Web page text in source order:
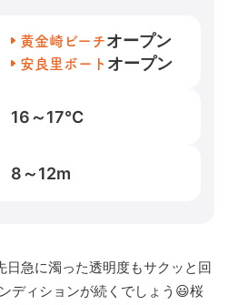
黄金崎ビーチオープン
安良里ボート オープン
16～17℃
8～12m
急に濁った透明度もサクッと回
ディションが続くでしょう😃桜